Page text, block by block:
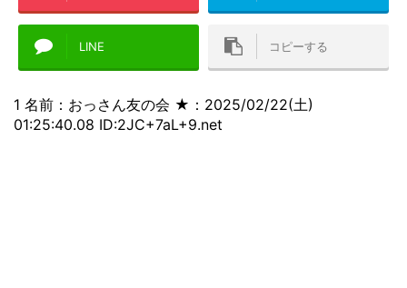
LINE コピーする
1 名前：おっさん友の会 ★：2025/02/22(土)
01:25:40.08 ID:2JC+7aL+9.net